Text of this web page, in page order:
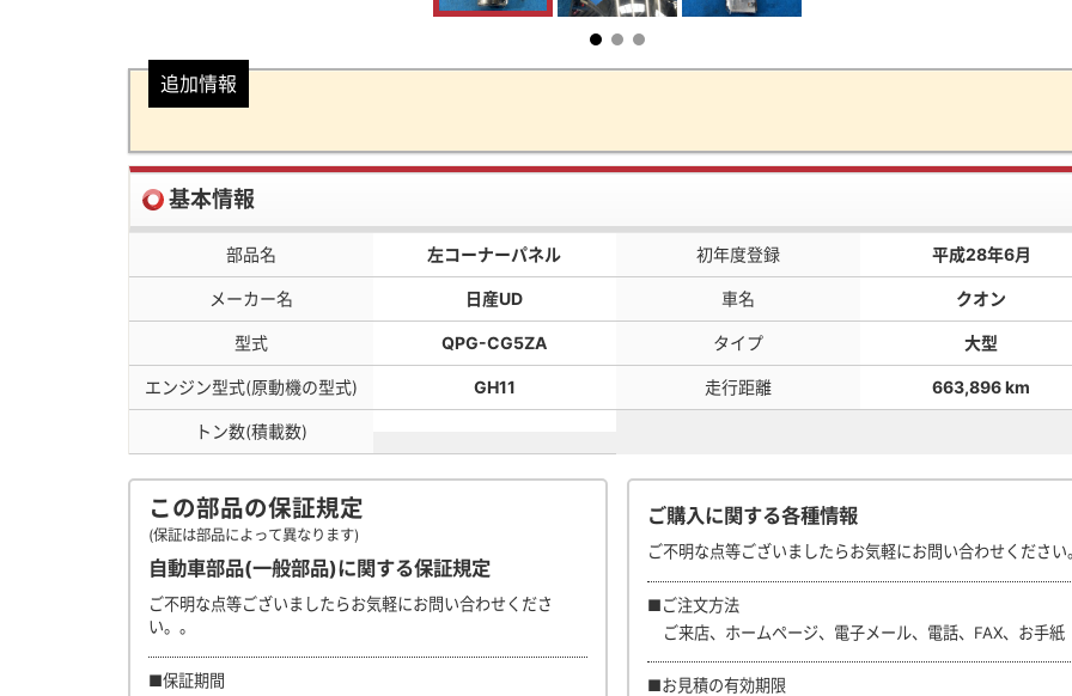
追加情報
基本情報
部品名 左コーナーパネル 初年度登録 平成28年6月
メーカー名 日産UD 車名 クオン
型式 QPG-CG5ZA タイプ 大型
エンジン型式(原動機の型式) GH11 走行距離 663,896 km
トン数(積載数)
この部品の保証規定
(保証は部品によって異なります)
自動車部品(一般部品)に関する保証規定
ご不明な点等ございましたらお気軽にお問い合わせくださ
い。。
■保証期間
ご購入に関する各種情報
ご不明な点等ございましたらお気軽にお問い合わせください
■ご注文方法
ご来店、ホームページ、電子メール、電話、FAX、お手紙
■お見積の有効期限